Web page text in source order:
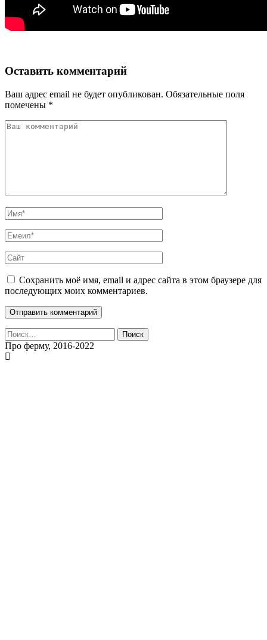
Оставить комментарий
Ваш адрес email не будет опубликован. Обязательные поля
помечены *
Сохранить моё имя, email и адрес сайта в этом браузере для
последующих моих комментариев.
Найти:
Про ферму, 2016-2022